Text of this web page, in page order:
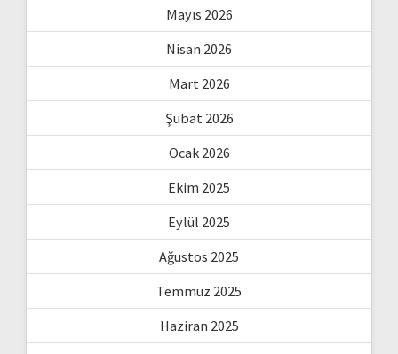
Mayıs 2026
Nisan 2026
Mart 2026
Şubat 2026
Ocak 2026
Ekim 2025
Eylül 2025
Ağustos 2025
Temmuz 2025
Haziran 2025